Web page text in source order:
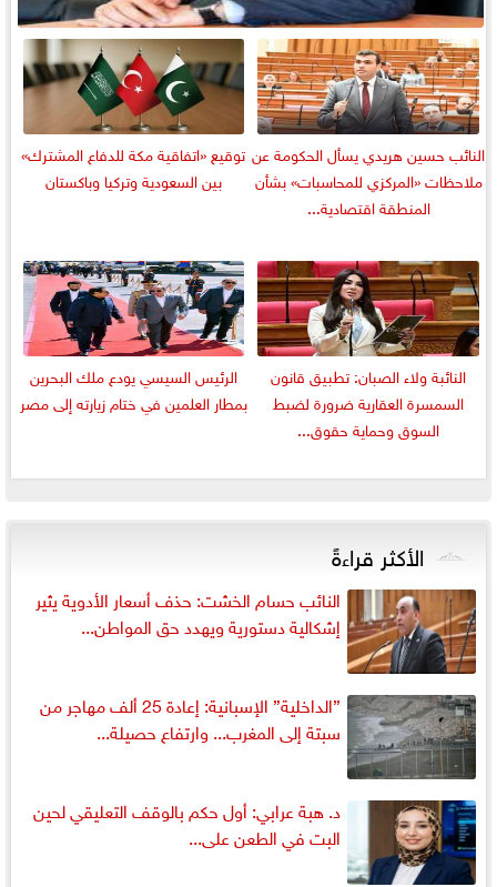
النائب حسين هريدي يسأل الحكومة عن
ملاحظات «المركزي للمحاسبات» بشأن
المنطقة اقتصادية...
توقيع «اتفاقية مكة للدفاع المشترك»
بين السعودية وتركيا وباكستان
النائبة ولاء الصبان: تطبيق قانون
السمسرة العقارية ضرورة لضبط
السوق وحماية حقوق...
الرئيس السيسي يودع ملك البحرين
بمطار العلمين في ختام زيارته إلى مصر
الأكثر قراءةً
النائب حسام الخشت: حذف أسعار الأدوية يثير
إشكالية دستورية ويهدد حق المواطن...
”الداخلية” الإسبانية: إعادة 25 ألف مهاجر من
سبتة إلى المغرب... وارتفاع حصيلة...
د. هبة عرابي: أول حكم بالوقف التعليقي لحين
البت في الطعن على...